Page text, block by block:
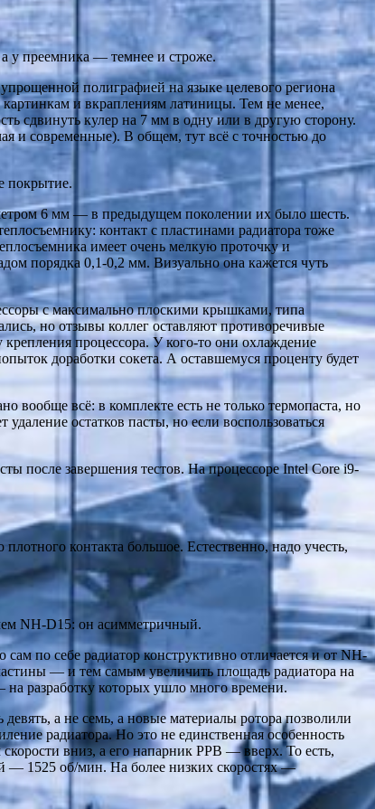
у преемника — темнее и строже.
полиграфией на языке целевого региона
и вкраплениям латиницы. Тем не менее,
сдвинуть кулер на 7 мм в одну или в другую сторону.
и современные). В общем, тут всё с точностью до
покрытие.
6 мм — в предыдущем поколении их было шесть.
контакт с пластинами радиатора тоже
имеет очень мелкую проточку и
порядка 0,1-0,2 мм. Визуально она кажется чуть
с максимально плоскими крышками, типа
но отзывы коллег оставляют противоречивые
процессора. У кого-то они охлаждение
доработки сокета. А оставшемуся проценту будет
всё: в комплекте есть не только термопаста, но
остатков пасты, но если воспользоваться
после завершения тестов. На процессоре Intel Core i9-
контакта большое. Естественно, надо учесть,
NH-D15: он асимметричный.
по себе радиатор конструктивно отличается и от NH-
— и тем самым увеличить площадь радиатора на
разработку которых ушло много времени.
а не семь, а новые материалы ротора позволили
радиатора. Но это не единственная особенность
вниз, а его напарник PPB — вверх. То есть,
— 1525 об/мин. На более низких скоростях —